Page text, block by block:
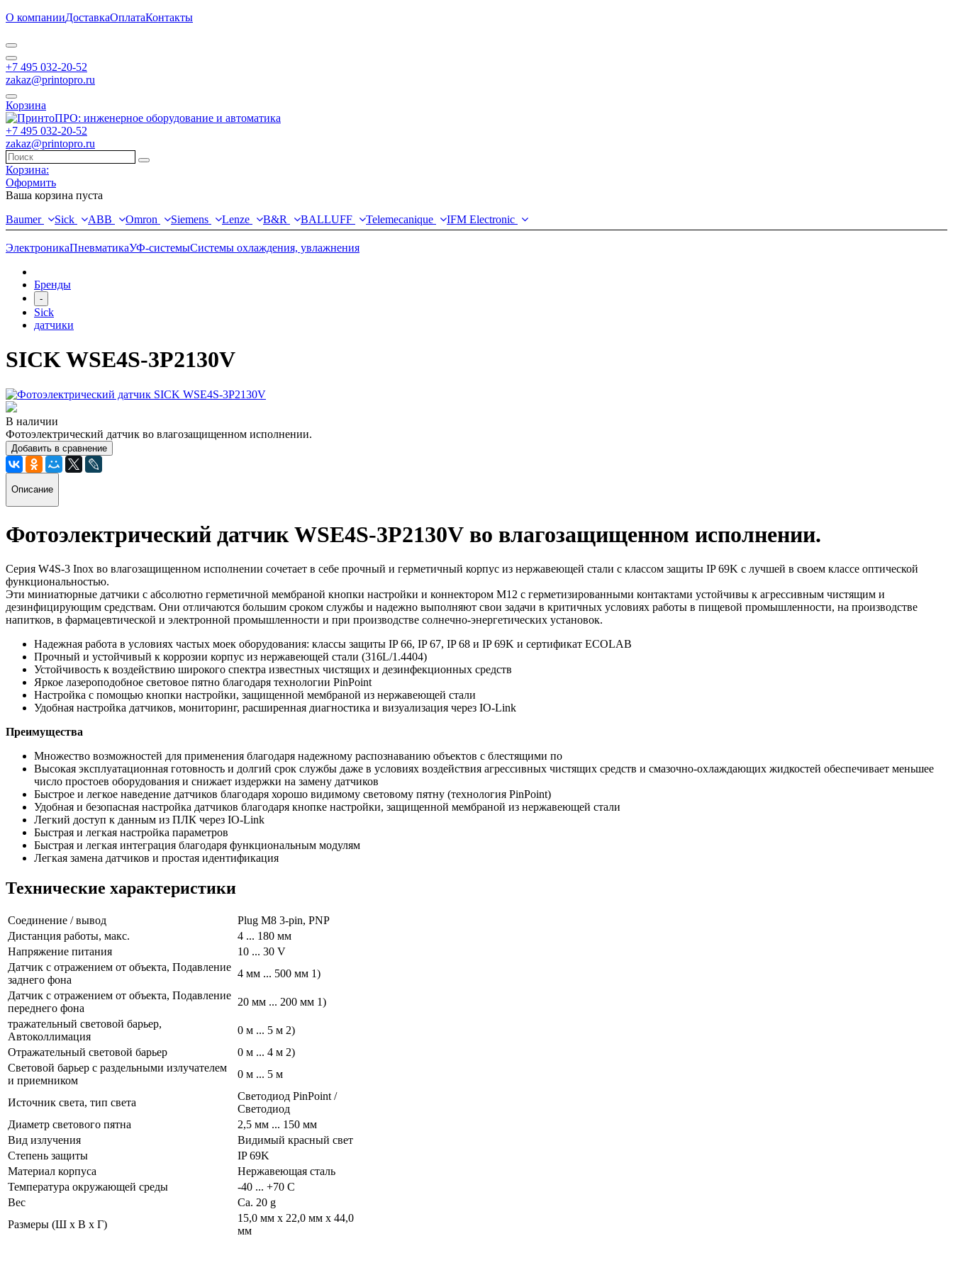
О компанииДоставкаОплатаКонтакты
+7 495 032-20-52
zakaz@printopro.ru
Корзина
+7 495 032-20-52
zakaz@printopro.ru
Корзина:
Оформить
Ваша корзина пуста
Baumer
Sick ABB Omron Siemens Lenze B&R BALLUFF Telemecanique IFM Electronic
ЭлектроникаПневматикаУФ-системыСистемы охлаждения, увлажнения
Бренды
-
Sick
датчики
SICK WSE4S-3P2130V
В наличии
Фотоэлектрический датчик во влагозащищенном исполнении.
Добавить в сравнение
Описание
Фотоэлектрический датчик WSE4S-3P2130V во влагозащищенном исполнении.
Серия W4S-3 Inox во влагозащищенном исполнении сочетает в себе прочный и герметичный корпус из нержавеющей стали с классом защиты IP 69K с лучшей в своем классе оптической
функциональностью.
Эти миниатюрные датчики с абсолютно герметичной мембраной кнопки настройки и коннектором М12 с герметизированными контактами устойчивы к агрессивным чистящим и
дезинфицирующим средствам. Они отличаются большим сроком службы и надежно выполняют свои задачи в критичных условиях работы в пищевой промышленности, на производстве
напитков, в фармацевтической и электронной промышленности и при производстве солнечно-энергетических установок.
Надежная работа в условиях частых моек оборудования: классы защиты IP 66, IP 67, IP 68 и IP 69K и сертификат ECOLAB
Прочный и устойчивый к коррозии корпус из нержавеющей стали (316L/1.4404)
Устойчивость к воздействию широкого спектра известных чистящих и дезинфекционных средств
Яркое лазероподобное световое пятно благодаря технологии PinPoint
Настройка с помощью кнопки настройки, защищенной мембраной из нержавеющей стали
Удобная настройка датчиков, мониторинг, расширенная диагностика и визуализация через IO-Link
Преимущества
Множество возможностей для применения благодаря надежному распознаванию объектов с блестящими по
Высокая эксплуатационная готовность и долгий срок службы даже в условиях воздействия агрессивных чистящих средств и смазочно-охлаждающих жидкостей обеспечивает меньшее
число простоев оборудования и снижает издержки на замену датчиков
Быстрое и легкое наведение датчиков благодаря хорошо видимому световому пятну (технология PinPoint)
Удобная и безопасная настройка датчиков благодаря кнопке настройки, защищенной мембраной из нержавеющей стали
Легкий доступ к данным из ПЛК через IO-Link
Быстрая и легкая настройка параметров
Быстрая и легкая интеграция благодаря функциональным модулям
Легкая замена датчиков и простая идентификация
Технические характеристики
Cоединение / вывод
Plug M8 3-pin, PNP
Дистанция работы, макс.
4 ... 180 мм
Напряжение питания
10 ... 30 V
Датчик с отражением от объекта, Подавление
заднего фона
4 мм ... 500 мм 1)
Датчик с отражением от объекта, Подавление
переднего фона
20 мм ... 200 мм 1)
тражательный световой барьер,
Автоколлимация
0 м ... 5 м 2)
Отражательный световой барьер
0 м ... 4 м 2)
Световой барьер с раздельными излучателем
и приемником
0 м ... 5 м
Источник света, тип света
Светодиод PinPoint /
Светодиод
Диаметр светового пятна
2,5 мм ... 150 мм
Вид излучения
Видимый красный свет
Степень защиты
IP 69K
Материал корпуса
Нержавеющая сталь
Температура окружающей среды
-40 ... +70 С
Вес
Ca. 20 g
Размеры (Ш x В x Г)
15,0 мм x 22,0 мм x 44,0
мм